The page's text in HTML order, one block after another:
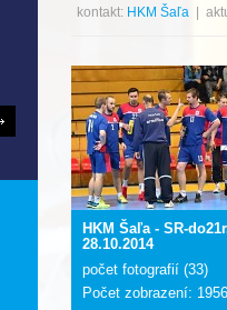
kontakt: HKM Šaľa |
HKM Šaľa - SR-
28.10.2014
počet fotografií (33)
Počet zobrazení: 1956